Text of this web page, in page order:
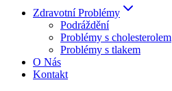
Zdravotní Problémy
Podráždění
Problémy s cholesterolem
Problémy s tlakem
O Nás
Kontakt